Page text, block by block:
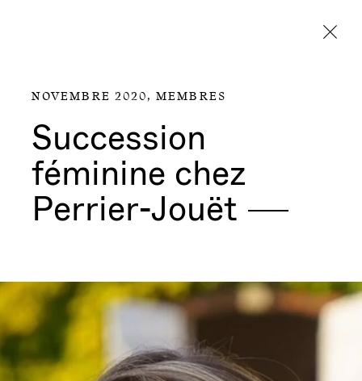
NOVEMBRE 2020, MEMBRES
Succession
féminine chez
Perrier-Jouët